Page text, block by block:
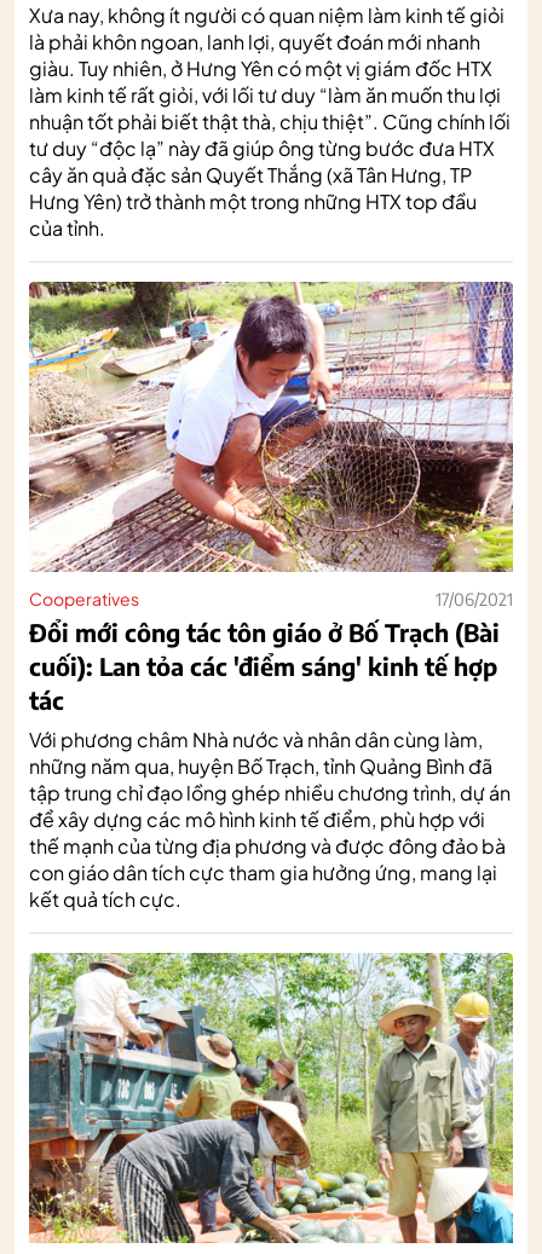
Xưa nay, không ít người có quan niệm làm kinh tế giỏi
là phải khôn ngoan, lanh lợi, quyết đoán mới nhanh
giàu. Tuy nhiên, ở Hưng Yên có một vị giám đốc HTX
làm kinh tế rất giỏi, với lối tư duy “làm ăn muốn thu lợi
nhuận tốt phải biết thật thà, chịu thiệt”. Cũng chính lối
tư duy “độc lạ” này đã giúp ông từng bước đưa HTX
cây ăn quả đặc sản Quyết Thắng (xã Tân Hưng, TP
Hưng Yên) trở thành một trong những HTX top đầu
của tỉnh.
Cooperatives 17/06/2021
Đổi mới công tác tôn giáo ở Bố Trạch (Bài
cuối): Lan tỏa các 'điểm sáng' kinh tế hợp
tác
Với phương châm Nhà nước và nhân dân cùng làm,
những năm qua, huyện Bố Trạch, tỉnh Quảng Bình đã
tập trung chỉ đạo lồng ghép nhiều chương trình, dự án
để xây dựng các mô hình kinh tế điểm, phù hợp với
thế mạnh của từng địa phương và được đông đảo bà
con giáo dân tích cực tham gia hưởng ứng, mang lại
kết quả tích cực.